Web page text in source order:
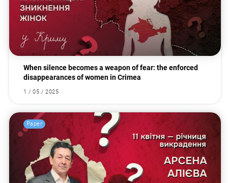
When silence becomes a weapon of fear: the enforced
disappearances of women in Crimea
1 / 05 / 2025
Paper